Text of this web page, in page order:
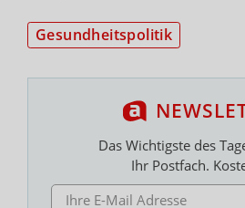
Gesundheitspolitik
Das Wichtigste des
Ihr Postfach.
E-MAIL ADRESSE